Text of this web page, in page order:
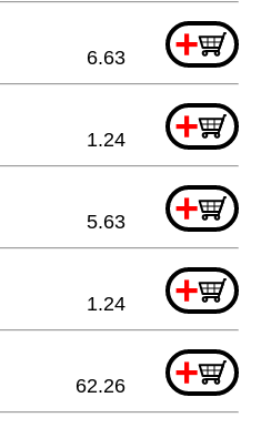
+
6.63
+
1.24
+
5.63
+
1.24
+
62.26